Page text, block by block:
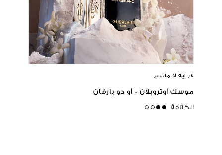
لار إيه لا ماتيير
موسك أوتروبلان - أو دو بارفان
الكثافة medium